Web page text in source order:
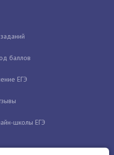
баллов
ЕГЭ
школы ЕГЭ